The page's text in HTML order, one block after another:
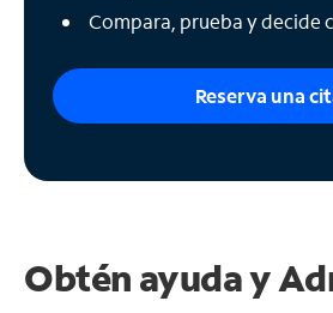
Compara, prueba y decide
Reserva una
Obtén ayuda y